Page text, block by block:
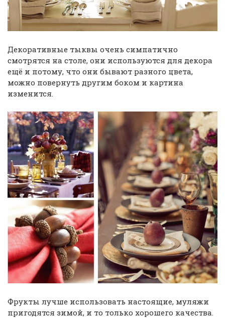
Декоративные тыквы очень симпатично
смотрятся на столе, они используются для декора
ещё и потому, что они бывают разного цвета,
можно повернуть другим боком и картина
изменится.
Фрукты лучше использовать настоящие, муляжи
пригодятся зимой, и то только хорошего качества.